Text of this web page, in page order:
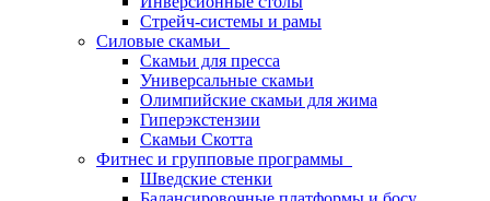
Стрейч-системы и рамы
Силовые скамьи
Скамьи для пресса
Универсальные скамьи
Олимпийские скамьи для жима
Гиперэкстензии
Скамьи Скотта
Фитнес и групповые программы
Шведские стенки